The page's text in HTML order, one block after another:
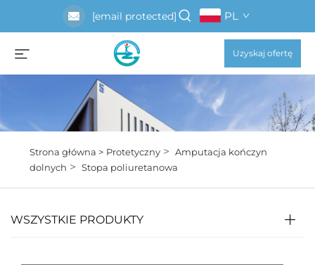
[email protected] PL
Uzyskaj ofertę
Strona główna > Protetyczny> Amputacja kończyn
dolnych > Stopa poliuretanowa
WSZYSTKIE PRODUKTY